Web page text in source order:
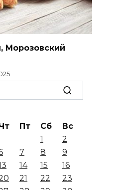
Морозовский
Пт Сб
Вс
1
2
7 8
9
14 15
16
21 22
23